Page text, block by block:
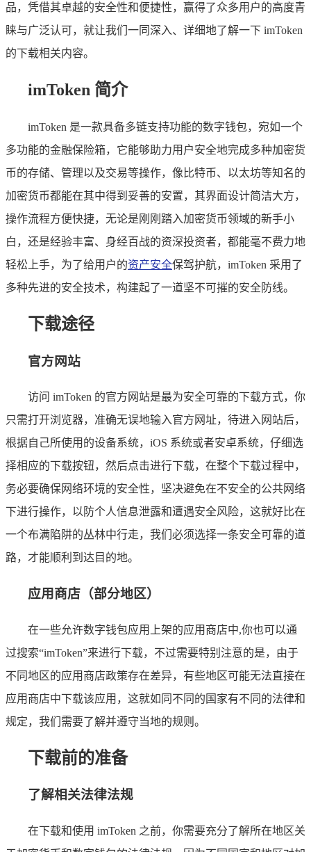
品，凭借其卓越的安全性和便捷性，赢得了众多用户的高度青
睐与广泛认可，就让我们一同深入、详细地了解一下 imToken
的下载相关内容。
imToken 简介
imToken 是一款具备多链支持功能的数字钱包，宛如一个
多功能的金融保险箱，它能够助力用户安全地完成多种加密货
币的存储、管理以及交易等操作，像比特币、以太坊等知名的
加密货币都能在其中得到妥善的安置，其界面设计简洁大方，
操作流程方便快捷，无论是刚刚踏入加密货币领域的新手小
白，还是经验丰富、身经百战的资深投资者，都能毫不费力地
轻松上手，为了给用户的资产安全保驾护航，imToken 采用了
多种先进的安全技术，构建起了一道坚不可摧的安全防线。
下载途径
官方网站
访问 imToken 的官方网站是最为安全可靠的下载方式，你
只需打开浏览器，准确无误地输入官方网址，待进入网站后，
根据自己所使用的设备系统，iOS 系统或者安卓系统，仔细选
择相应的下载按钮，然后点击进行下载，在整个下载过程中，
务必要确保网络环境的安全性，坚决避免在不安全的公共网络
下进行操作，以防个人信息泄露和遭遇安全风险，这就好比在
一个布满陷阱的丛林中行走，我们必须选择一条安全可靠的道
路，才能顺利到达目的地。
应用商店（部分地区）
在一些允许数字钱包应用上架的应用商店中,你也可以通
过搜索“imToken”来进行下载，不过需要特别注意的是，由于
不同地区的应用商店政策存在差异，有些地区可能无法直接在
应用商店中下载该应用，这就如同不同的国家有不同的法律和
规定，我们需要了解并遵守当地的规则。
下载前的准备
了解相关法律法规
在下载和使用 imToken 之前，你需要充分了解所在地区关